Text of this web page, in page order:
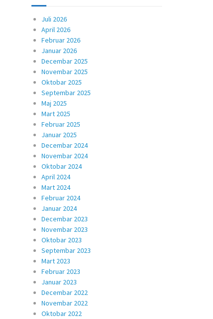
Juli 2026
April 2026
Februar 2026
Januar 2026
Decembar 2025
Novembar 2025
Oktobar 2025
Septembar 2025
Maj 2025
Mart 2025
Februar 2025
Januar 2025
Decembar 2024
Novembar 2024
Oktobar 2024
April 2024
Mart 2024
Februar 2024
Januar 2024
Decembar 2023
Novembar 2023
Oktobar 2023
Septembar 2023
Mart 2023
Februar 2023
Januar 2023
Decembar 2022
Novembar 2022
Oktobar 2022